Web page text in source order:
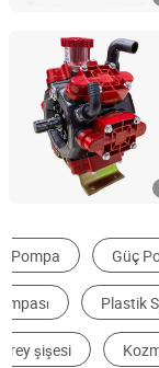
Taizhou
Zhejiang, China
Sprey Kafası
Sprey Şişesi